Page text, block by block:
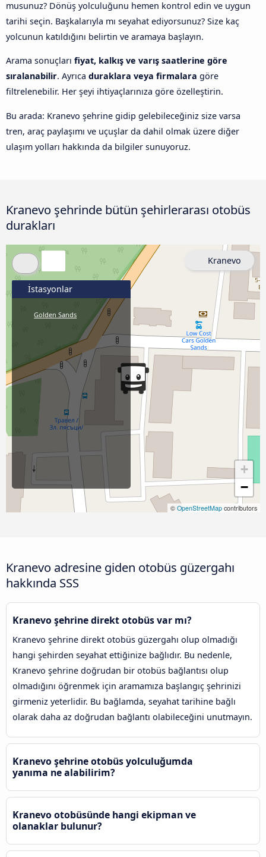
musunuz? Dönüş yolculuğunu hemen kontrol edin ve uygun
tarihi seçin. Başkalarıyla mı seyahat ediyorsunuz? Size kaç
yolcunun katıldığını belirtin ve aramaya başlayın.
Arama sonuçları fiyat, kalkış ve varış saatlerine göre
sıralanabilir. Ayrıca duraklara veya firmalara göre
filtrelenebilir. Her şeyi ihtiyaçlarınıza göre özelleştirin.
Bu arada: Kranevo şehrine gidip gelebileceğiniz size varsa
tren, araç paylaşımı ve uçuşlar da dahil olmak üzere diğer
ulaşım yolları hakkında da bilgiler sunuyoruz.
Kranevo şehrinde bütün şehirlerarası otobüs
durakları
+
−
© OpenStreetMap contributors
İstasyonlar
Golden Sands
Kranevo
Kranevo adresine giden otobüs güzergahı
hakkında SSS
Kranevo şehrine direkt otobüs var mı?
Kranevo şehrine direkt otobüs güzergahı olup olmadığı
hangi şehirden seyahat ettiğinize bağlıdır. Bu nedenle,
Kranevo şehrine doğrudan bir otobüs bağlantısı olup
olmadığını öğrenmek için aramamıza başlangıç şehrinizi
girmeniz yeterlidir. Bu bağlamda, seyahat tarihine bağlı
olarak daha az doğrudan bağlantı olabileceğini unutmayın.
Kranevo şehrine otobüs yolculuğumda
yanıma ne alabilirim?
Kranevo otobüsünde hangi ekipman ve
olanaklar bulunur?